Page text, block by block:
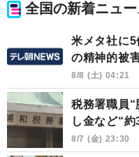
全国の新着ニュー
米メタ社に
の精神的被
8/8 (土) 04:21
税務署職員
し金など“
8/7 (金) 23:30